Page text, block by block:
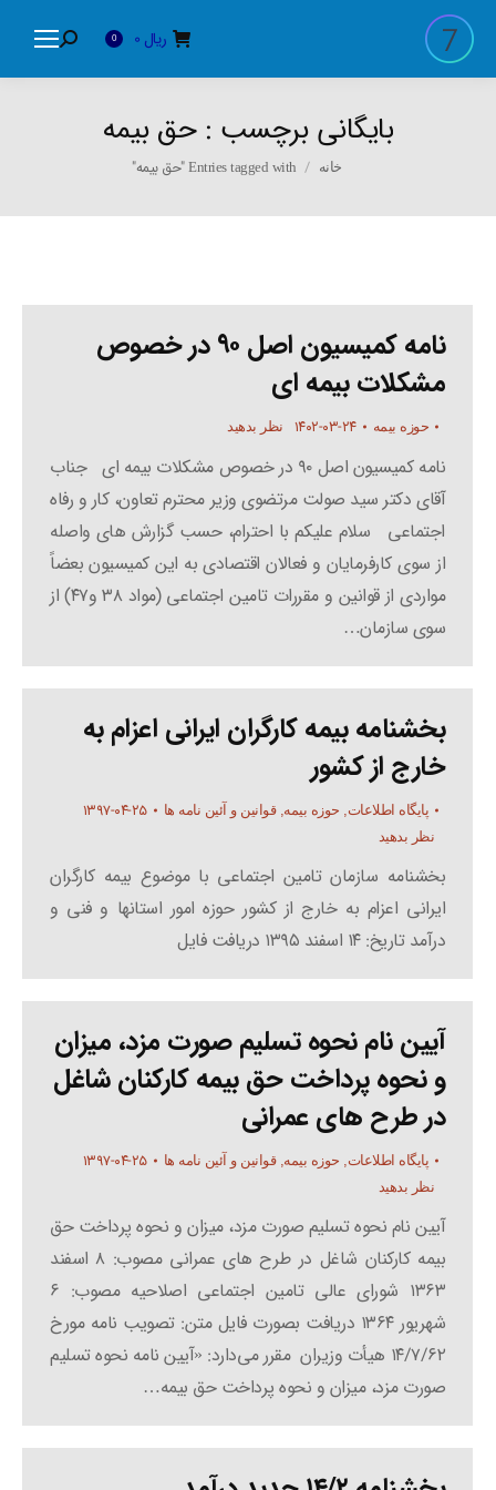
ریال 0
Search:
بایگانی برچسب :حق بیمه
You are here:
خانه Entries tagged with "حق بیمه"
نامه کمیسیون اصل ۹۰ در خصوص
مشکلات بیمه ای
حوزه بیمه ۱۴۰۲-۰۳-۲۴ نظر بدهید
نامه کمیسیون اصل ۹۰ در خصوص مشکلات بیمه ای جناب
آقای دکتر سید صولت مرتضوی وزیر محترم تعاون، کار و رفاه
اجتماعی سلام علیکم با احترام، حسب گزارش های واصله
از سوی کارفرمایان و فعالان اقتصادی به این کمیسیون بعضاً
مواردی از قوانین و مقررات تامین اجتماعی (مواد ۳۸ و۴۷) از
سوی سازمان…
بخشنامه بیمه کارگران ایرانی اعزام به
خارج از کشور
پایگاه اطلاعات, حوزه بیمه,قوانین و آئین نامه ها ۱۳۹۷-۰۴-۲۵
نظر بدهید
بخشنامه سازمان تامین اجتماعی با موضوع بیمه کارگران
ایرانی اعزام به خارج از کشور حوزه امور استانها و فنی و
درآمد تاریخ: ۱۴ اسفند ۱۳۹۵ دریافت فایل
آیین نام نحوه تسلیم صورت مزد، میزان
و نحوه پرداخت حق بیمه کارکنان شاغل
در طرح های عمرانی
پایگاه اطلاعات, حوزه بیمه,قوانین و آئین نامه ها ۱۳۹۷-۰۴-۲۵
نظر بدهید
آیین نام نحوه تسلیم صورت مزد، میزان و نحوه پرداخت حق
بیمه کارکنان شاغل در طرح های عمرانی مصوب: ۸ اسفند
۱۳۶۳ شورای عالی تامین اجتماعی اصلاحیه مصوب: ۶
شهریور ۱۳۶۴ دریافت بصورت فایل متن: تصویب نامه مورخ
۱۴/۷/۶۲ هیأت وزیران مقرر می‌دارد: «آیین نامه نحوه تسلیم
صورت مزد، میزان و نحوه پرداخت حق بیمه…